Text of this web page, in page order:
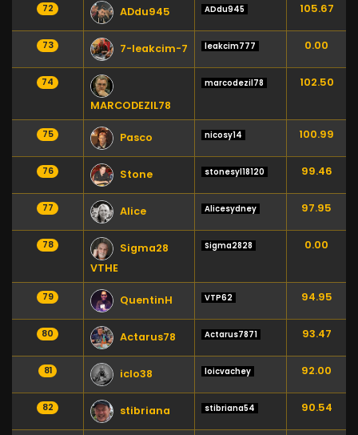
72 ADdu945 ADdu945 105.67
73 7-leakcim-7 leakcim777 0.00
74
MARCODEZIL78
marcodezil78 102.50
75 Pasco nicosy14 100.99
76 Stone stonesyl18120 99.46
77 Alice Alicesydney 97.95
78
Sigma28
VTHE
Sigma2828 0.00
79 QuentinH VTP62 94.95
80 Actarus78 Actarus7871 93.47
81 iclo38 loicvachey 92.00
82 stibriana stibriana54 90.54